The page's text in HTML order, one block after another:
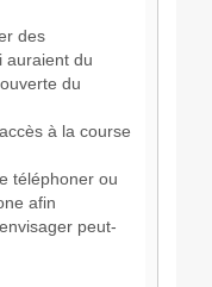
des
auraient du
du
à la course
téléphoner ou
afin
peut-